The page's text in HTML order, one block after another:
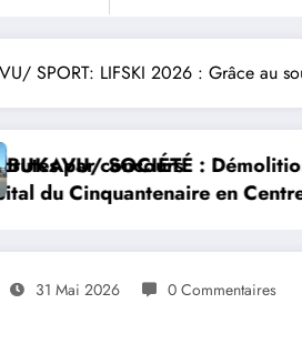
SPORT: LIFSKI 2026 : Grâce au
Universitaire entièrement
de l’église Néo
GOMA/ SÉCURITÉ
31 Mai 2026 0 Commentaires